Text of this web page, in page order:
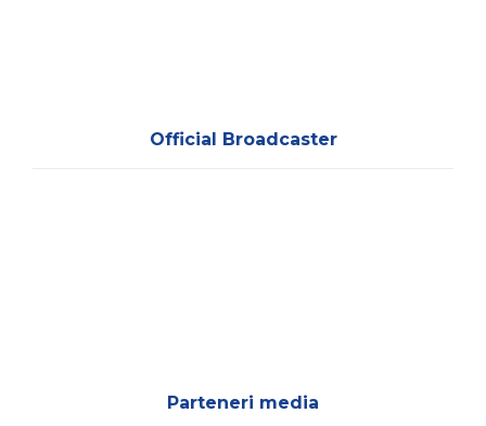
Official Broadcaster
Parteneri media